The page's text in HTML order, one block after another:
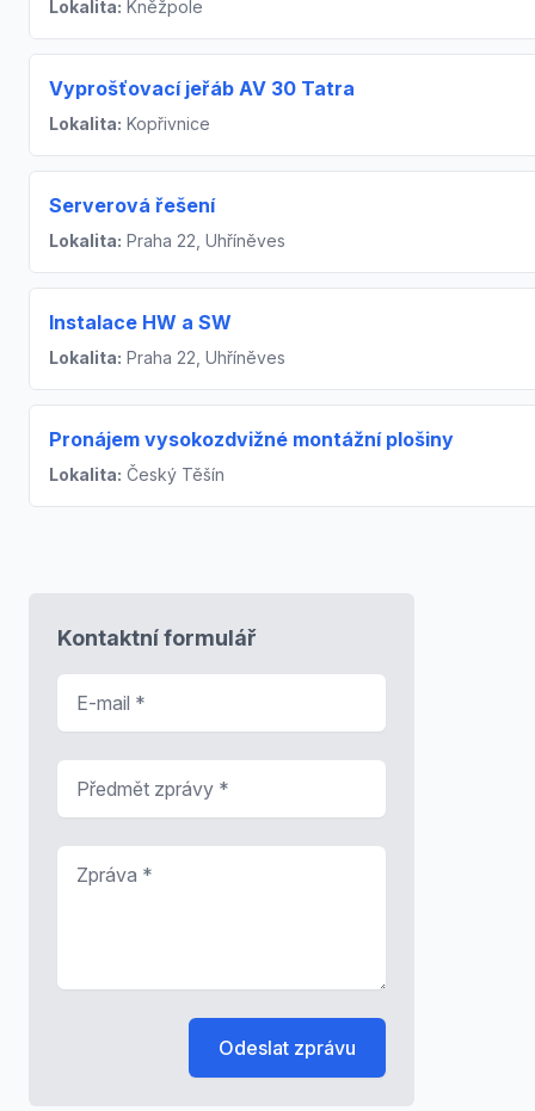
Lokalita: Kněžpole
Vyprošťovací jeřáb AV 30 Tatra
Lokalita: Kopřivnice
Serverová řešení
Lokalita: Praha 22, Uhříněves
Instalace HW a SW
Lokalita: Praha 22, Uhříněves
Pronájem vysokozdvižné montážní plošiny
Lokalita: Český Těšín
Kontaktní formulář
Odeslat zprávu